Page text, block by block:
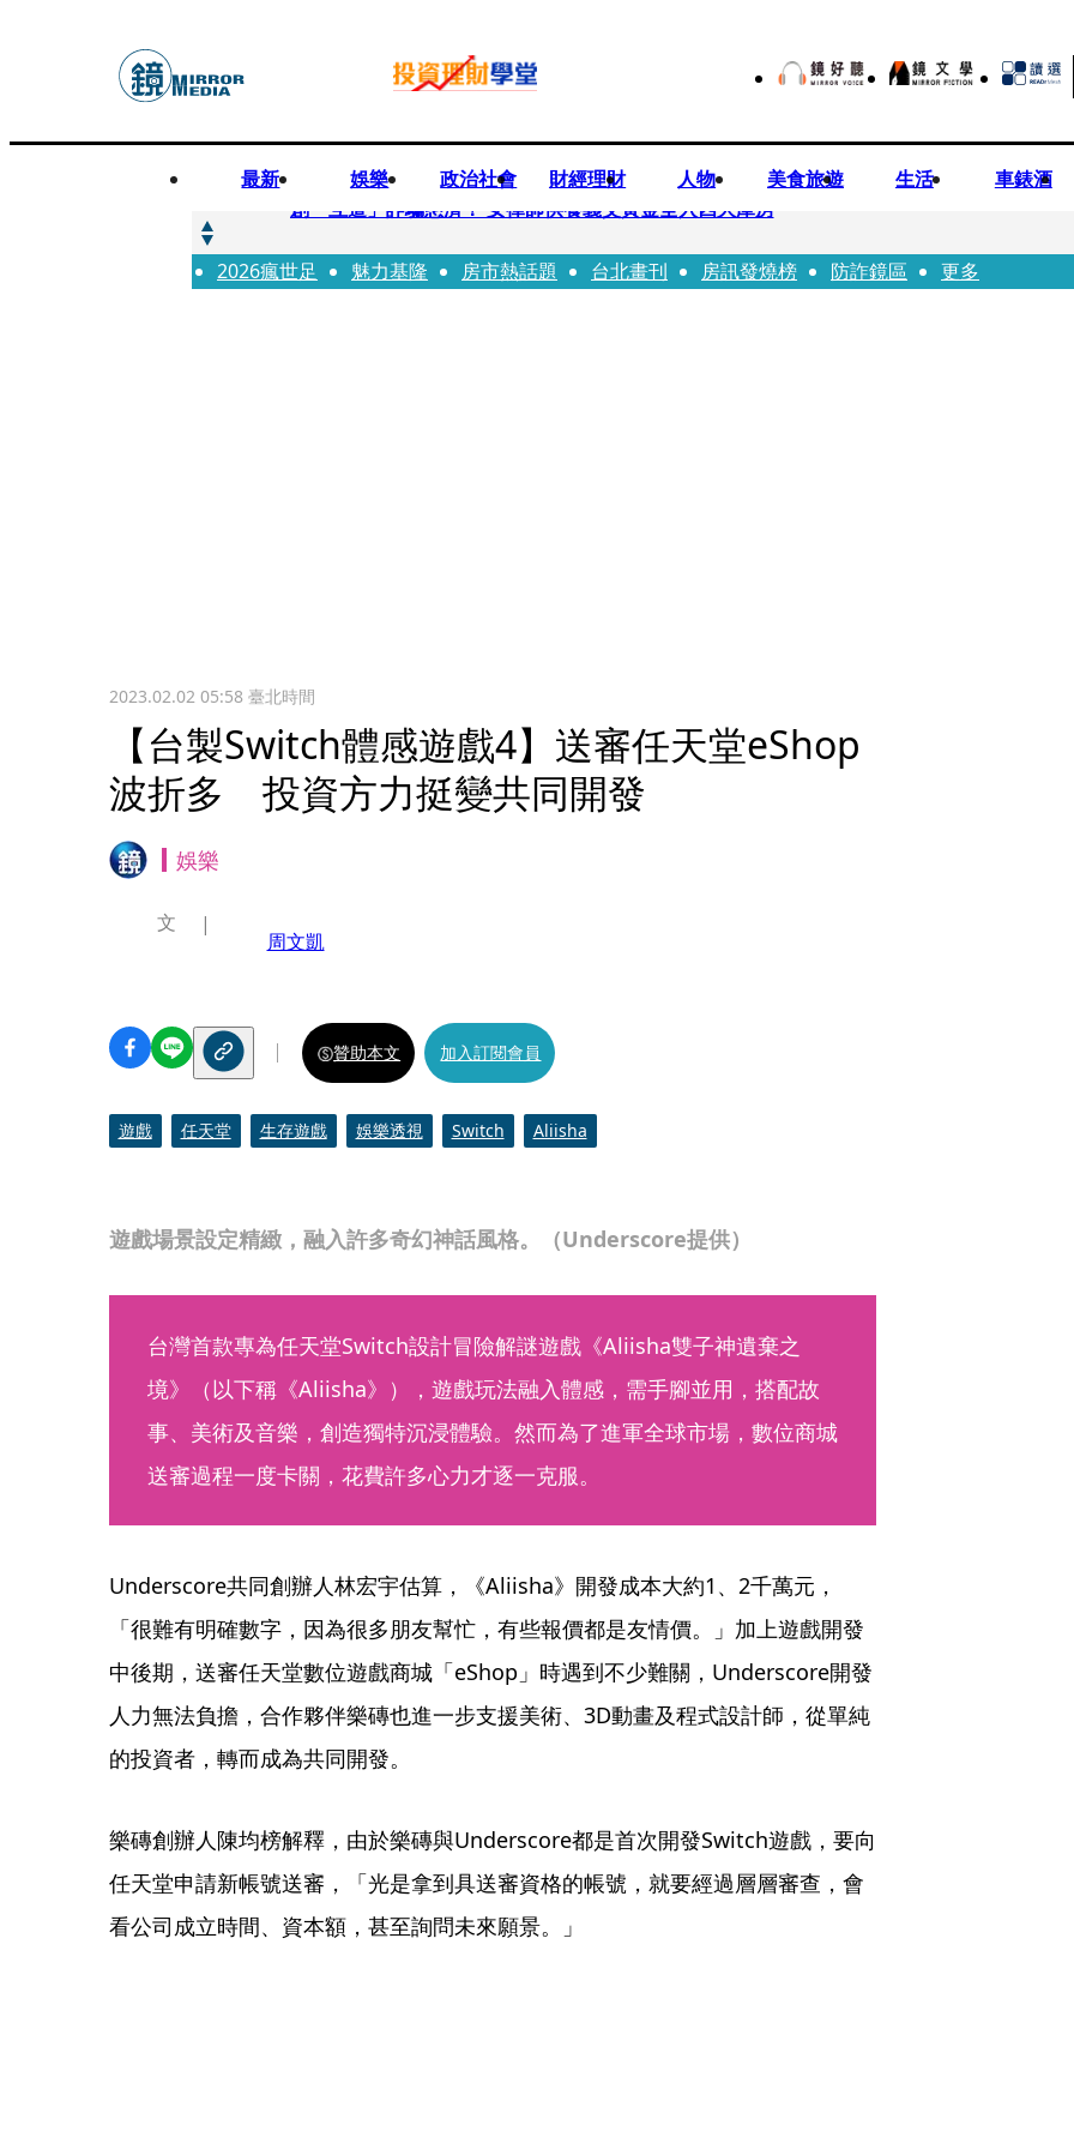
最新 娛樂 政治社會 財經理財 人物 美食旅遊 生活 車錶酒
快訊
創「互道」詐騙慈濟！ 女律師供養義父黃金全入四大庫房
快訊
前時力黨魁表態「反對刪公視預算」 盼在野三思：改凍結處理受質疑項目
2026瘋世足 魅力基隆 房市熱話題 台北畫刊 房訊發燒榜 防詐鏡區 更多
2023.02.02 05:58臺北時間
【台製Switch體感遊戲4】送審任天堂eShop
波折多 投資方力挺變共同開發
娛樂
遊戲場景設定精緻，融入許多奇幻神話風格。（Underscore提供）
文
周文凱
贊助本文 加入訂閱會員
遊戲 任天堂 生存遊戲 娛樂透視 Switch Aliisha
台灣首款專為任天堂Switch設計冒險解謎遊戲《Aliisha雙子神遺棄之
境》（以下稱《Aliisha》），遊戲玩法融入體感，需手腳並用，搭配故
事、美術及音樂，創造獨特沉浸體驗。然而為了進軍全球市場，數位商城
送審過程一度卡關，花費許多心力才逐一克服。
Underscore共同創辦人林宏宇估算，《Aliisha》開發成本大約1、2千萬元，
「很難有明確數字，因為很多朋友幫忙，有些報價都是友情價。」加上遊戲開發
中後期，送審任天堂數位遊戲商城「eShop」時遇到不少難關，Underscore開發
人力無法負擔，合作夥伴樂磚也進一步支援美術、3D動畫及程式設計師，從單純
的投資者，轉而成為共同開發。
樂磚創辦人陳均榜解釋，由於樂磚與Underscore都是首次開發Switch遊戲，要向
任天堂申請新帳號送審，「光是拿到具送審資格的帳號，就要經過層層審查，會
看公司成立時間、資本額，甚至詢問未來願景。」